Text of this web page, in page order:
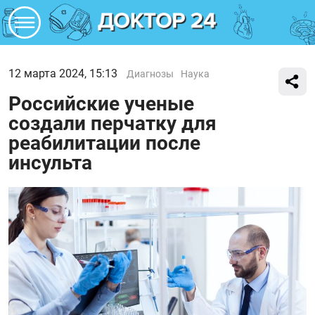
12 марта 2024, 15:13 Диагнозы Наука
Российские ученые
создали перчатку для
реабилитации после
инсульта